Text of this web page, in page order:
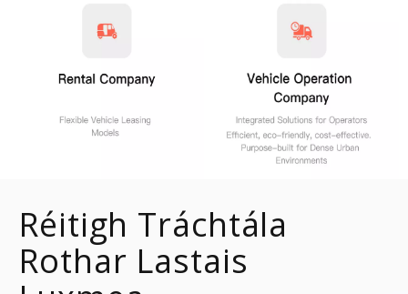
Réitigh Tráchtála
Rothar Lastais